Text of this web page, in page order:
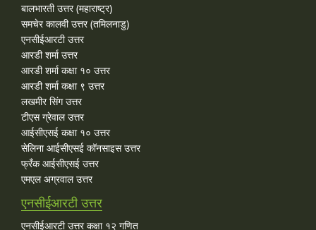
बालभारती उत्तर (महाराष्ट्र)
समचेर कालवी उत्तर (तमिलनाडु)
एनसीईआरटी उत्तर
आरडी शर्मा उत्तर
आरडी शर्मा कक्षा १० उत्तर
आरडी शर्मा कक्षा ९ उत्तर
लखमीर सिंग उत्तर
टीएस ग्रेवाल उत्तर
आईसीएसई कक्षा १० उत्तर
सेलिना आईसीएसई कॉनसाइस उत्तर
फ्रँक आईसीएसई उत्तर
एमएल अग्रवाल उत्तर
एनसीईआरटी उत्तर
एनसीईआरटी उत्तर कक्षा १२ गणित